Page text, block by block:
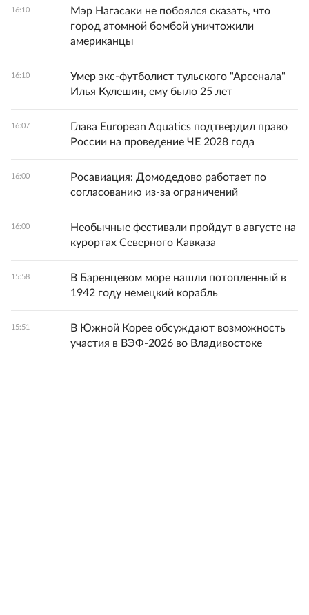
16:10
Мэр Нагасаки не побоялся сказать, что
город атомной бомбой уничтожили
американцы
16:10
Умер экс-футболист тульского "Арсенала"
Илья Кулешин, ему было 25 лет
16:07
Глава European Aquatics подтвердил право
России на проведение ЧЕ 2028 года
16:00
Росавиация: Домодедово работает по
согласованию из-за ограничений
16:00
Необычные фестивали пройдут в августе на
курортах Северного Кавказа
15:58
В Баренцевом море нашли потопленный в
1942 году немецкий корабль
15:51
В Южной Корее обсуждают возможность
участия в ВЭФ-2026 во Владивостоке